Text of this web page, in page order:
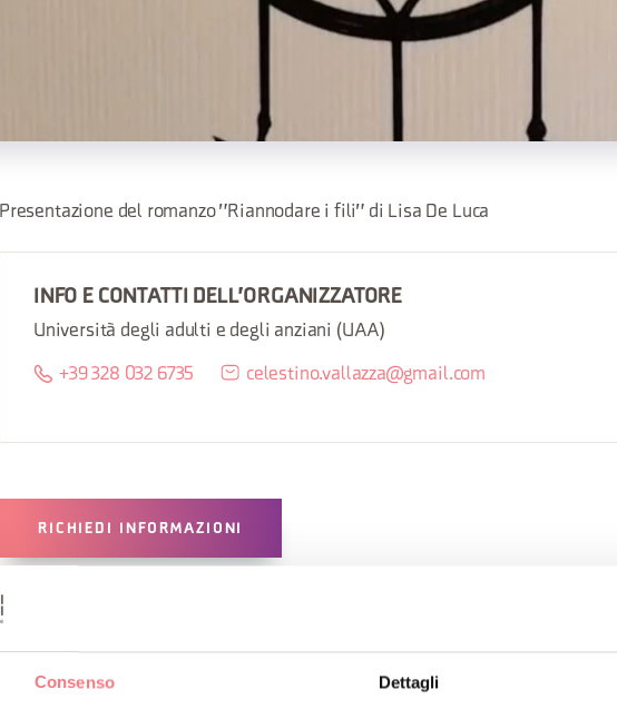
Consenso Dettagli
Presentazione del romanzo "Riannodare i fili" di Lisa De Luca
INFO E CONTATTI DELL'ORGANIZZATORE
Università degli adulti e degli anziani (UAA)
+39 328 032 6735 celestino.vallazza@gmail.com
RICHIEDI INFORMAZIONI